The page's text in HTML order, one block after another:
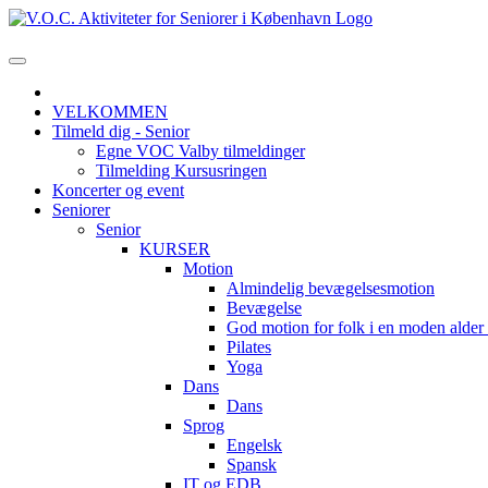
VELKOMMEN
Tilmeld dig - Senior
Egne VOC Valby tilmeldinger
Tilmelding Kursusringen
Koncerter og event
Seniorer
Senior
KURSER
Motion
Almindelig bevægelsesmotion
Bevægelse
God motion for folk i en moden
Pilates
Yoga
Dans
Dans
Sprog
Engelsk
Spansk
IT og EDB